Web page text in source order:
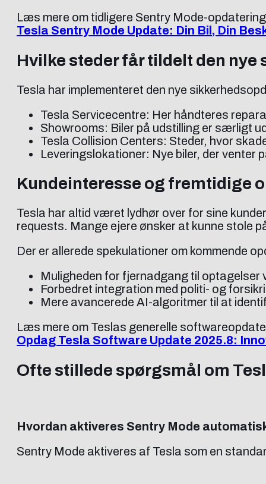
Læs mere om tidligere Sentry Mode-
Tesla Sentry Mode Update: Din Bil, Din
Hvilke steder får tildelt den
Tesla har implementeret den nye
Tesla Servicecentre: Her håndteres
Showrooms: Biler på udstilling er særligt
Tesla Collision Centers: Steder, hvor
Leveringslokationer: Nye biler, der
Kundeinteresse og fremtidige
Tesla har altid været lydhør over for sine
requests. Mange ejere ønsker at kunne stole
Der er allerede spekulationer om kommende
Muligheden for fjernadgang til optagelser
Forbedret integration med politi- og
Mere avancerede AI-algoritmer til at
Læs mere om Teslas generelle
Opdag Tesla Software Update 2025.8:
Ofte stillede spørgsmål om
Hvordan aktiveres Sentry Mode
Sentry Mode aktiveres af Tesla som en